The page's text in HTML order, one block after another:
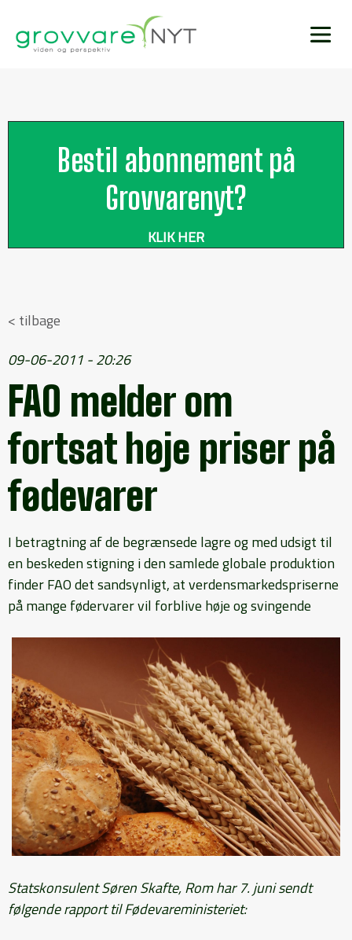
Bestil abonnement på
Grovvarenyt?
KLIK HER
< tilbage
09-06-2011 - 20:26
FAO melder om
fortsat høje priser på
fødevarer
I betragtning af de begrænsede lagre og med udsigt til
en beskeden stigning i den samlede globale produktion
finder FAO det sandsynligt, at verdensmarkedspriserne
på mange fødervarer vil forblive høje og svingende
Statskonsulent Søren Skafte, Rom har 7. juni sendt
følgende rapport til Fødevareministeriet: